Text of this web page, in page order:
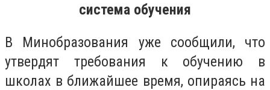
система обучения
В Минобразования уже сообщили, что
утвердят требования к обучению в
школах в ближайшее время, опираясь на